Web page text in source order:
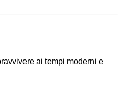
ai tempi moderni e